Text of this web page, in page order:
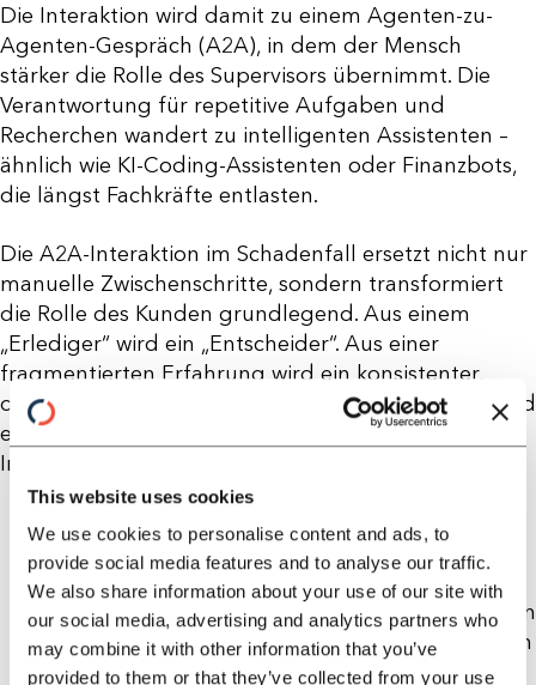
This website uses cookies
We use cookies to personalise content and ads, to
provide social media features and to analyse our traffic.
We also share information about your use of our site with
our social media, advertising and analytics partners who
may combine it with other information that you’ve
provided to them or that they’ve collected from your use
Die Interaktion wird damit zu einem Agenten-zu-
Agenten-Gespräch (A2A), in dem der Mensch
stärker die Rolle des Supervisors übernimmt. Die
Verantwortung für repetitive Aufgaben und
Recherchen wandert zu intelligenten Assistenten –
ähnlich wie KI-Coding-Assistenten oder Finanzbots,
die längst Fachkräfte entlasten.
Die A2A-Interaktion im Schadenfall ersetzt nicht nur
manuelle Zwischenschritte, sondern transformiert
die Rolle des Kunden grundlegend. Aus einem
„Erlediger“ wird ein „Entscheider“. Aus einer
fragmentierten Erfahrung wird ein konsistenter,
digital begleiteter Prozess – schnell, verständlich und
entlastend. Konkret verändert sich die menschliche
Interaktion hier wie folgt:
Reduzierter Kommunikationsaufwand:
Klassische Kundentelefonate zur
Schadenmeldung, Rückfragen durch
Sachbearbeiter, Nachreichung von Dokumenten
oder Rückrufe zur Terminabstimmung entfallen
weitgehend. Der menschliche Kunde muss sich